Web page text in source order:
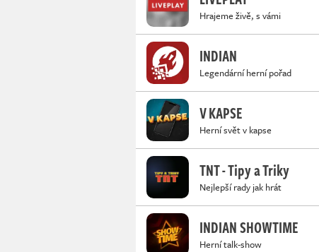
Hrajeme živě, s vámi
INDIAN
Legendární herní pořad
V KAPSE
Herní svět v kapse
TNT - Tipy a Triky
Nejlepší rady jak hrát
INDIAN SHOWTIME
Herní talk-show